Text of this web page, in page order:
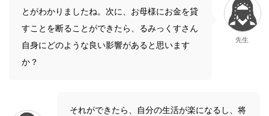
とがわかりましたね。次に、お母様にお金を貸
すことを断ることができたら、るみっくすさん
自身にどのような良い影響があると思います
か？
先生
それができたら、自分の生活が楽になるし、将